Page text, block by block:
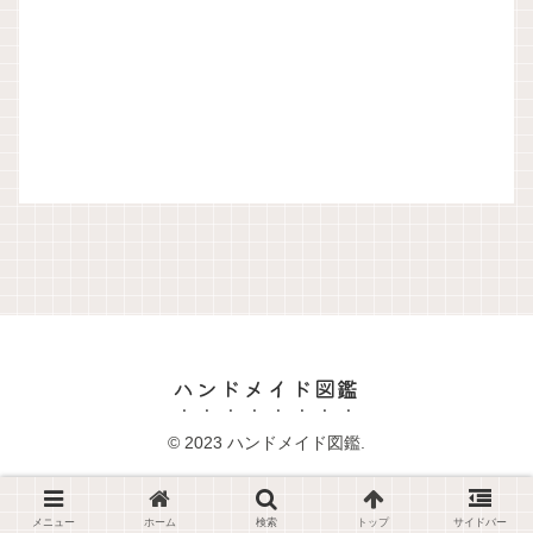
ハンドメイド図鑑
© 2023 ハンドメイド図鑑.
メニュー ホーム 検索 トップ サイドバー